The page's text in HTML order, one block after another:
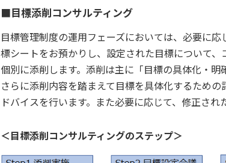
■目標添削コンサルティング
目標管理制度の運用フェーズにおいては、必要に
標シートをお預かりし、設定された目標について
個別に添削します。添削は主に「目標の具体化・明
さらに添削内容を踏まえて目標を具体化するため
ドバイスを行います。また必要に応じて、修正され
＜目標添削コンサルティングのステップ＞